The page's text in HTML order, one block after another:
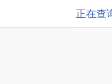
正在查